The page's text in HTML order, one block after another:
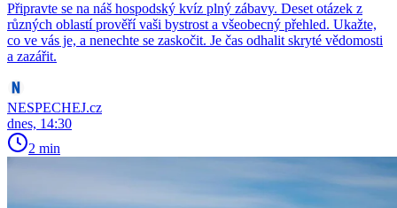
Připravte se na náš hospodský kvíz plný zábavy. Deset otázek z
různých oblastí prověří vaši bystrost a všeobecný přehled. Ukažte,
co ve vás je, a nenechte se zaskočit. Je čas odhalit skryté vědomosti
a zazářit.
NESPECHEJ.cz
dnes, 14:30
2 min